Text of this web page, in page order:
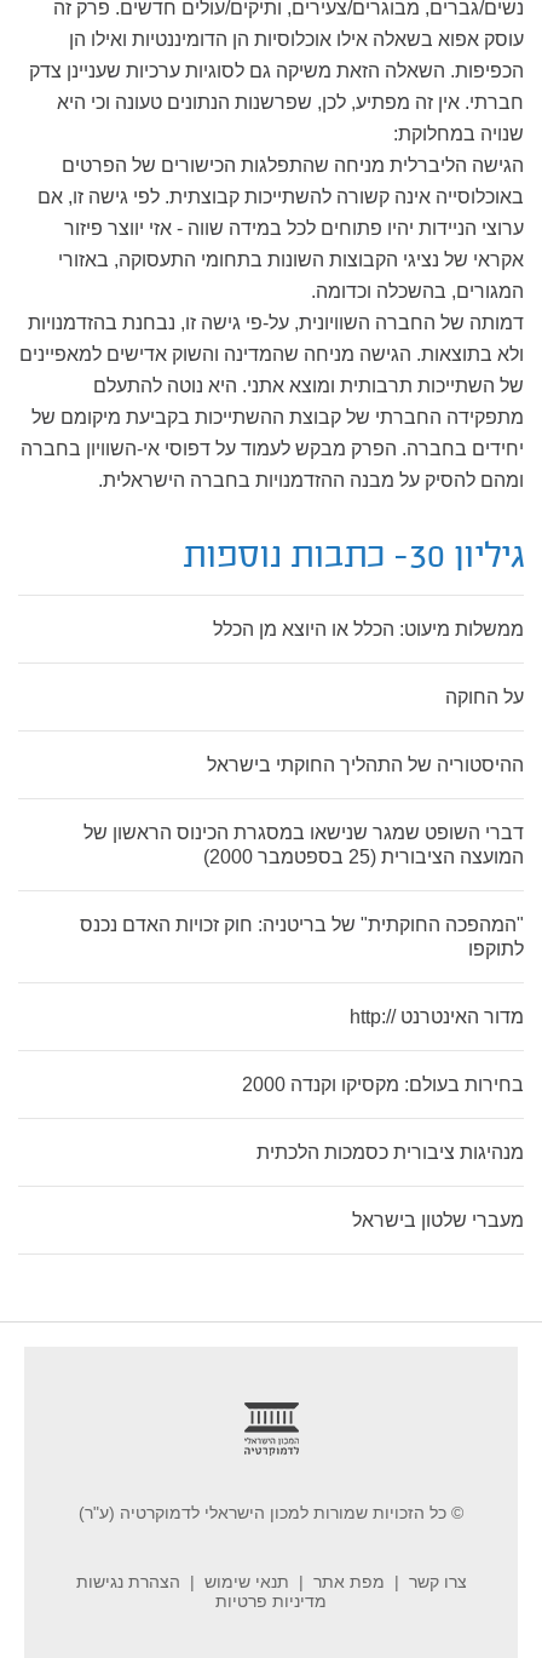
נשים/גברים, מבוגרים/צעירים, ותיקים/עולים חדשים. פרק זה
עוסק אפוא בשאלה אילו אוכלוסיות הן הדומיננטיות ואילו הן
הכפיפות. השאלה הזאת משיקה גם לסוגיות ערכיות שעניינן צדק
חברתי. אין זה מפתיע, לכן, שפרשנות הנתונים טעונה וכי היא
שנויה במחלוקת:
הגישה הליברלית מניחה שהתפלגות הכישורים של הפרטים
באוכלוסייה אינה קשורה להשתייכות קבוצתית. לפי גישה זו, אם
ערוצי הניידות יהיו פתוחים לכל במידה שווה - אזי יווצר פיזור
אקראי של נציגי הקבוצות השונות בתחומי התעסוקה, באזורי
המגורים, בהשכלה וכדומה.
דמותה של החברה השוויונית, על-פי גישה זו, נבחנת בהזדמנויות
ולא בתוצאות. הגישה מניחה שהמדינה והשוק אדישים למאפיינים
של השתייכות תרבותית ומוצא אתני. היא נוטה להתעלם
מתפקידה החברתי של קבוצת ההשתייכות בקביעת מיקומם של
יחידים בחברה. הפרק מבקש לעמוד על דפוסי אי-השוויון בחברה
ומהם להסיק על מבנה ההזדמנויות בחברה הישראלית.
גיליון 30- כתבות נוספות
ממשלות מיעוט: הכלל או היוצא מן הכלל
על החוקה
ההיסטוריה של התהליך החוקתי בישראל
דברי השופט שמגר שנישאו במסגרת הכינוס הראשון של
המועצה הציבורית (25 בספטמבר 2000)
"המהפכה החוקתית" של בריטניה: חוק זכויות האדם נכנס
לתוקפו
מדור האינטרנט //:http
בחירות בעולם: מקסיקו וקנדה 2000
מנהיגות ציבורית כסמכות הלכתית
מעברי שלטון בישראל
© כל הזכויות שמורות למכון הישראלי לדמוקרטיה (ע"ר)
צרו קשר מפת אתר תנאי שימוש
הצהרת נגישות
מדיניות פרטיות